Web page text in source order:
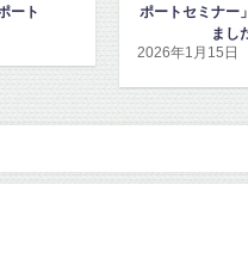
ナー」に密着取材し
ガイダ
2026年